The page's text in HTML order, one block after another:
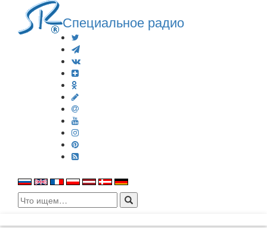
Специальное радио
Search
for: